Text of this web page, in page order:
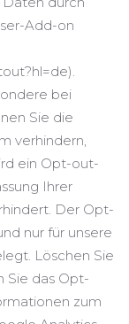
Add-on
bei
Sie die
verhindern,
ein Opt-out-
Ihrer
Der Opt-
nur für unsere
Löschen Sie
Sie das Opt-
zum